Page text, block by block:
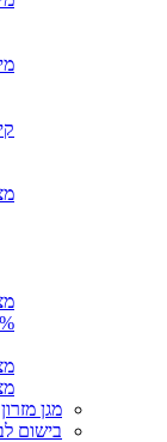
מגן מזרון
בישום